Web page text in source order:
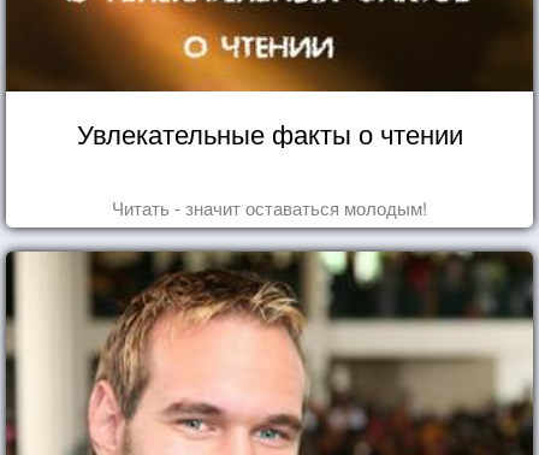
Увлекательные факты о чтении
Читать - значит оставаться молодым!